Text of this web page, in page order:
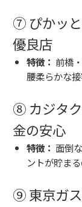
⑦ ぴかッ
優良店
特徴： 前橋
腰柔らかな
⑧ カジタ
金の安心
特徴： 面倒
ントが貯ま
⑨ 東京ガ